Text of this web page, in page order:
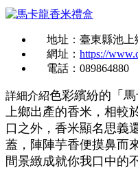
地址：臺東縣池上
網址： https://
電話：089864880
詳細介紹色彩繽紛的「
上鄉出產的香米，相較
口之外，香米顯名思義
蓋，陣陣芋香便摸鼻而
間景緻成就你我口中的